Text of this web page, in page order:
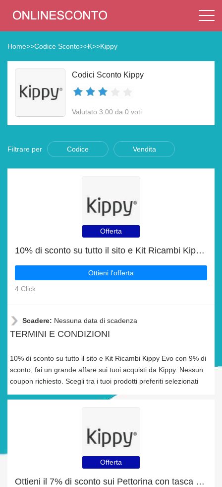
Home>>Codice Sconto>>K>>Kippy
Codici Sconto Kippy
Valutato 3.00 da 0 voti
Filtrare per Codice Vendita
Offerta
10% di sconto su tutto il sito e Kit Ricambi Kippy Evo con 9% di sconto
Ottieni l'offerta
4 Click
Scadere: Nessuna data di scadenza
TERMINI E CONDIZIONI
10% di sconto su tutto il sito e Kit Ricambi Kippy Evo con 9% di
sconto, fai un grande affare sui tuoi acquisti da Kippy. Nessun
coupon richiesto. Scegli tra i tuoi prodotti preferiti selezionati
Offerta
Ottieni il 7% di sconto sui Pettorina con tasca realizzata per Kippy